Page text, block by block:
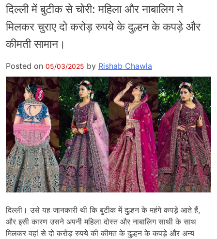
दिल्ली में बुटीक से चोरी: महिला और नाबालिग ने
मिलकर चुराए दो करोड़ रुपये के दुल्हन के कपड़े और
कीमती सामान।
Posted on 05/03/2025 by Rishab Chawla
दिल्ली। उसे यह जानकारी थी कि बुटीक में दुल्हन के महंगे कपड़े आते हैं,
और इसी कारण उसने अपनी महिला दोस्त और नाबालिग साथी के साथ
मिलकर वहां से दो करोड़ रुपये की कीमत के दुल्हन के कपड़े और अन्य